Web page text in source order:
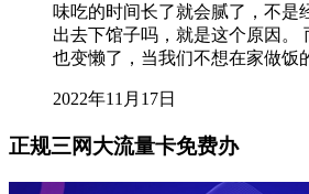
味吃的时间长了就会腻了，不是
出去下馆子吗，就是这个原因。
也变懒了，当我们不想在家做饭
2022年11月17日
正规三网大流量卡免费办